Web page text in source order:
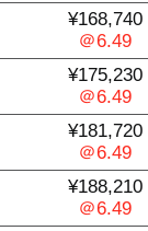
¥168,740
＠6.49
¥175,230
＠6.49
¥181,720
＠6.49
¥188,210
＠6.49